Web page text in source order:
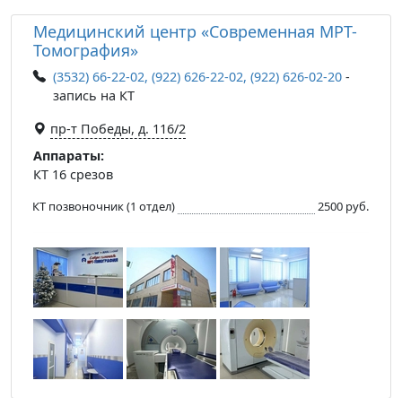
Медицинский центр «Современная МРТ-
Томография»
(3532) 66-22-02, (922) 626-22-02, (922) 626-02-20 -
запись на КТ
пр-т Победы, д. 116/2
Аппараты:
КТ 16 срезов
КТ позвоночник (1 отдел) 2500 руб.